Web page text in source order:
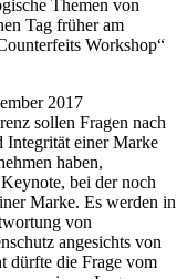
Themen von
Tag früher am
Workshop“
2017
sollen Fragen nach
Integrität einer Marke
haben,
bei der noch
Marke. Es werden in
von
angesichts von
dürfte die Frage vom